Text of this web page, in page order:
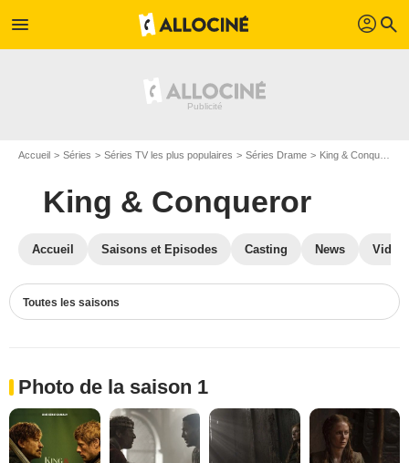
menu profil search
Accueil Séries Séries TV les plus populaires Séries Drame King & Conqueror
King & Conqueror
Accueil Saisons et Episodes Casting News
Toutes les saisons
Photo de la saison 1